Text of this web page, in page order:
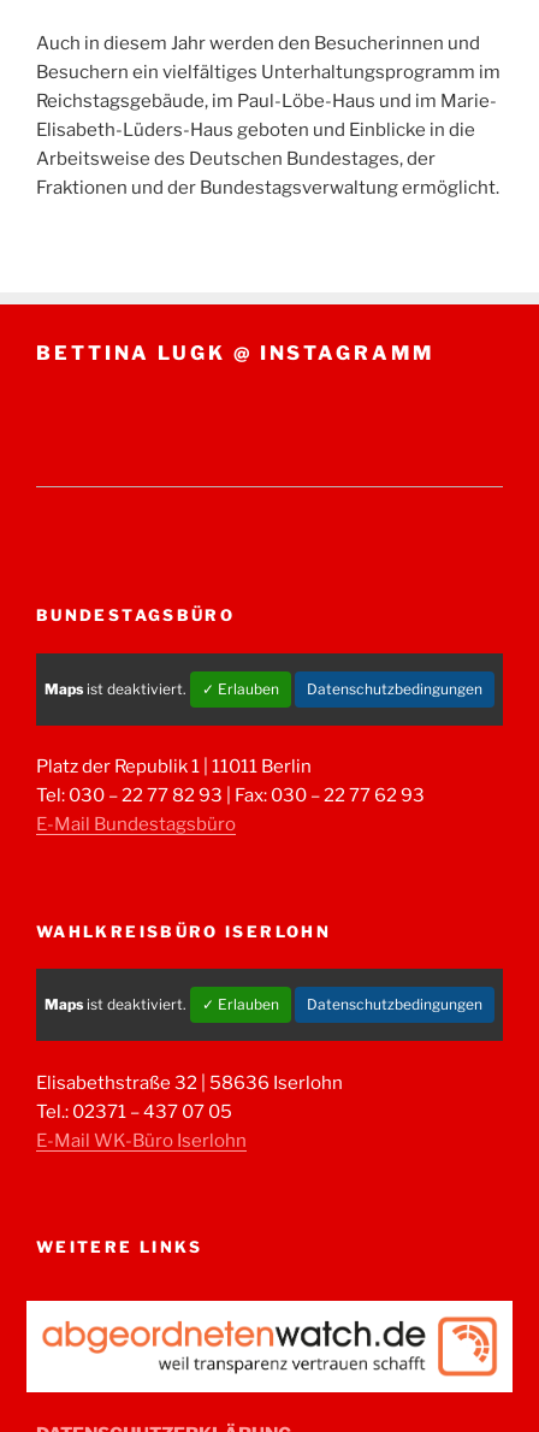
Auch in diesem Jahr werden den Besucherinnen und
Besuchern ein vielfältiges Unterhaltungsprogramm im
Reichstagsgebäude, im Paul-Löbe-Haus und im Marie-
Elisabeth-Lüders-Haus geboten und Einblicke in die
Arbeitsweise des Deutschen Bundestages, der
Fraktionen und der Bundestagsverwaltung ermöglicht.
BETTINA LUGK @ INSTAGRAMM
BUNDESTAGSBÜRO
Maps ist deaktiviert. ✓ Erlauben Datenschutzbedingungen
Platz der Republik 1 | 11011 Berlin
Tel: 030 – 22 77 82 93 | Fax: 030 – 22 77 62 93
E-Mail Bundestagsbüro
WAHLKREISBÜRO ISERLOHN
Maps ist deaktiviert. ✓ Erlauben Datenschutzbedingungen
Elisabethstraße 32 | 58636 Iserlohn
Tel.: 02371 – 437 07 05
E-Mail WK-Büro Iserlohn
WEITERE LINKS